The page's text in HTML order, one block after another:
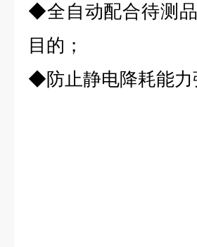
◆全自动配合待测
目的；
◆防止静电降耗能力